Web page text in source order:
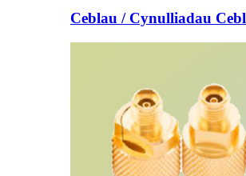
Ceblau / Cynulliadau Cebl